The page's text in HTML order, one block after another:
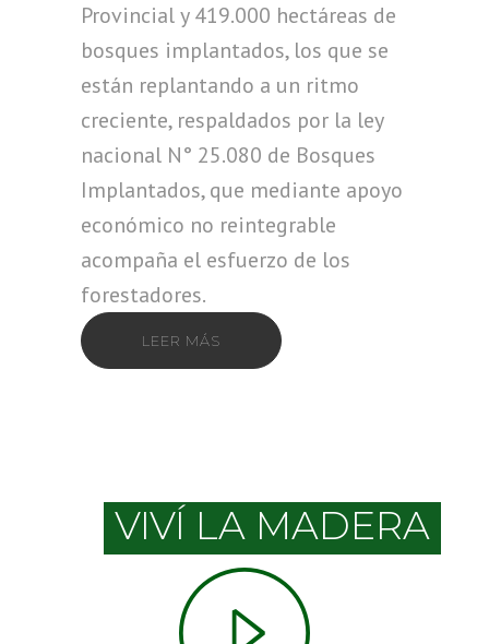
Provincial y 419.000 hectáreas de
bosques implantados, los que se
están replantando a un ritmo
creciente, respaldados por la ley
nacional N° 25.080 de Bosques
Implantados, que mediante apoyo
económico no reintegrable
acompaña el esfuerzo de los
forestadores.
LEER MÁS
VIVÍ LA MADERA